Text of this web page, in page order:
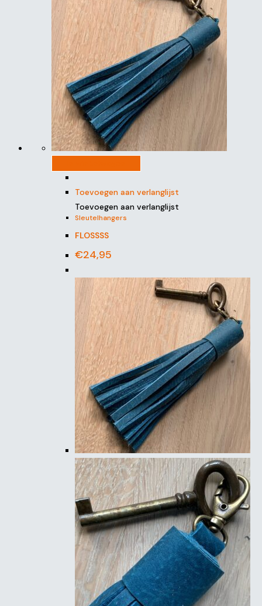
Toevoegen aan verlanglijst
Toevoegen aan verlanglijst
Sleutelhangers
FLOSSSS
€24,95